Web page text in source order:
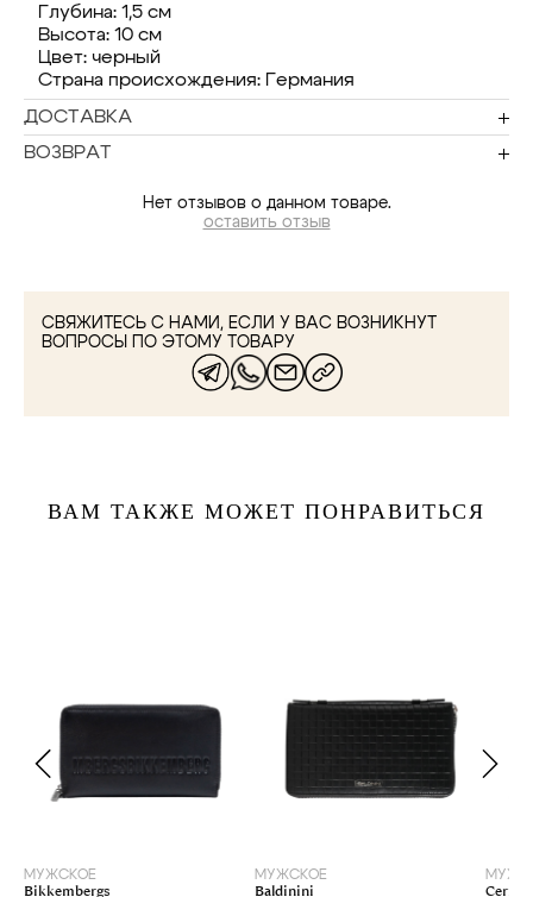
Глубина: 1,5 см
Высота: 10 см
Цвет: черный
Страна происхождения: Германия
ДОСТАВКА
ВОЗВРАТ
Нет отзывов о данном товаре.
оставить отзыв
СВЯЖИТЕСЬ С НАМИ, ЕСЛИ У ВАС ВОЗНИКНУТ
ВОПРОСЫ ПО ЭТОМУ ТОВАРУ
ВАМ ТАКЖЕ МОЖЕТ ПОНРАВИТЬСЯ
МУЖСКОЕ
Bikkembergs
МУЖСКОЕ
Baldinini Cerruti